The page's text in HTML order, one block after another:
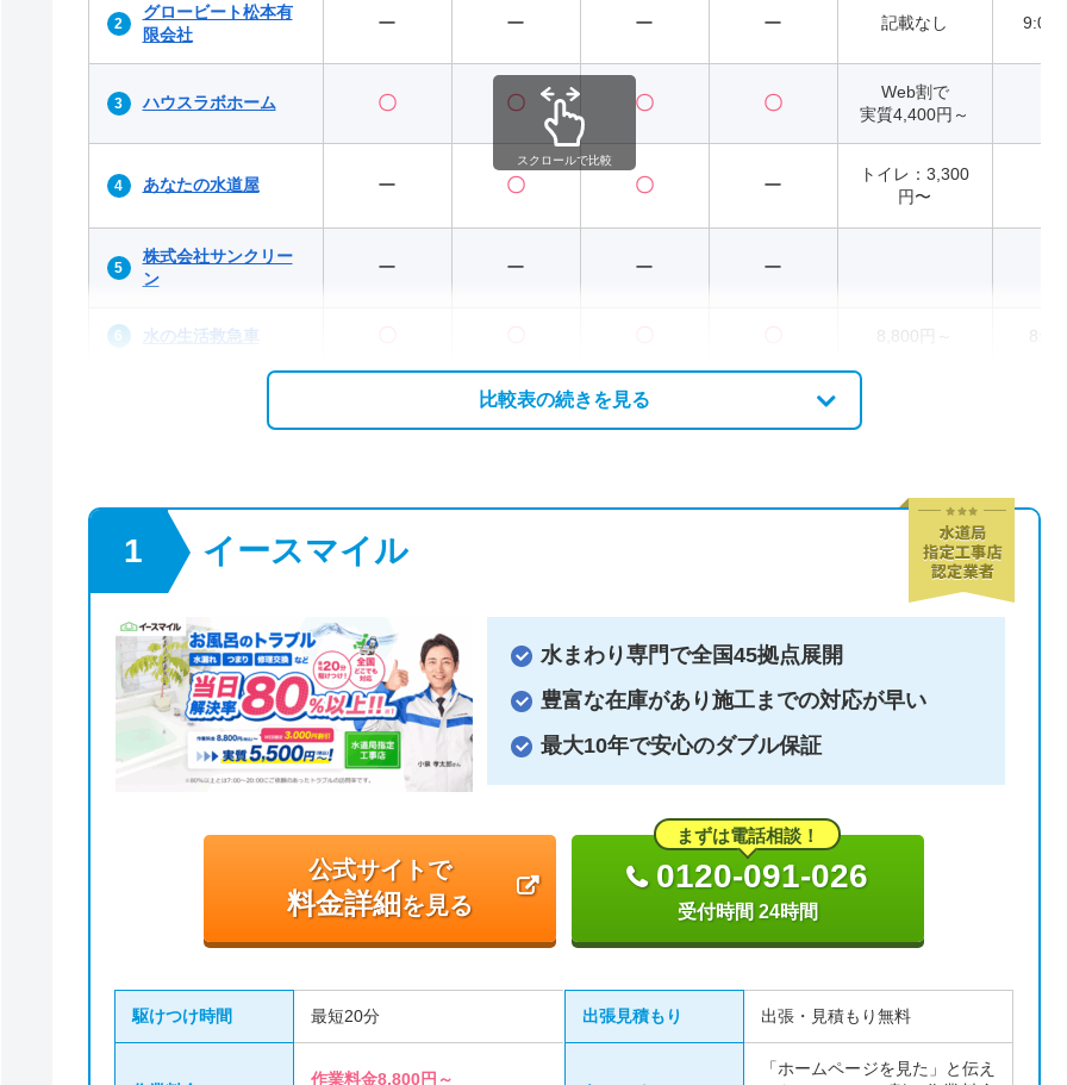
グロービート松本有
限会社
ー ー ー ー 記載なし 9:00
ハウスラボホーム 〇 〇 〇 〇
Web割で
実質4,400円～
あなたの水道屋 ー 〇 〇 ー
トイレ：3,300
円〜
株式会社サンクリー
ン
ー ー ー ー
水の生活救急車 8,800円～
スクロールで比較
比較表の続きを見る
イースマイル
水まわり専門で全国45拠点展開
豊富な在庫があり施工までの対応が早い
最大10年で安心のダブル保証
公式サイトで
料金詳細を見る
まずは電話相談！
0120-091-026
受付時間 24時間
駆けつけ時間 最短20分 出張見積もり 出張・見積もり無料
作業料金8,800円～
「ホームページを見た」と伝え